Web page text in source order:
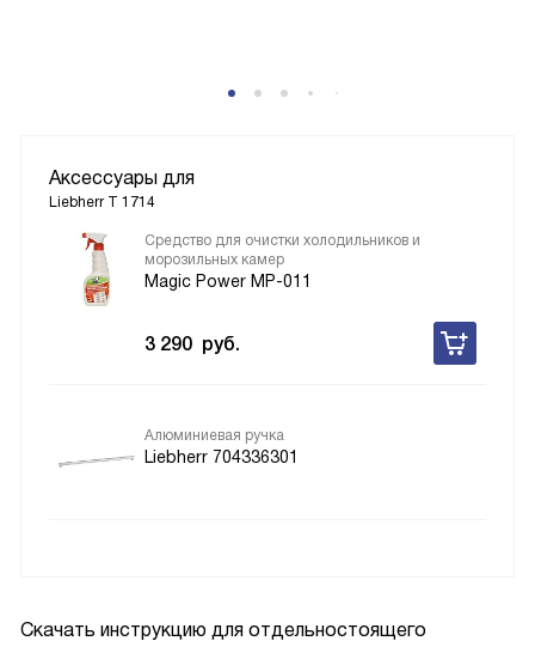
Скачать инструкцию для отдельностоящего
Аксессуары для
Liebherr T 1714
Средство для очистки холодильников и
морозильных камер
Magic Power MP-011
3 290 руб.
Алюминиевая ручка
Liebherr 704336301